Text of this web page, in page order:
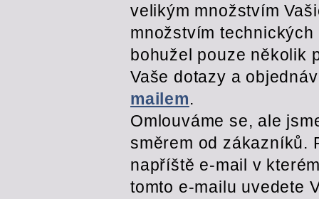
velikým množstvím
množstvím
bohužel pouze několik
Vaše dotazy a
mailem.
Omlouváme se, ale
směrem od zákazníků.
napříště e-mail v
tomto e-mailu uvedete